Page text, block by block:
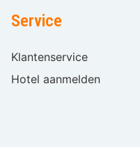
Service
Klantenservice
Hotel aanmelden